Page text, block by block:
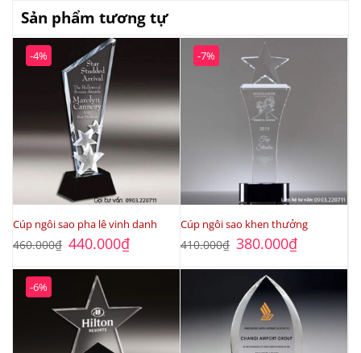
Sản phẩm tương tự
-4%
Cúp ngôi sao pha lê vinh danh
460.000₫ Giá
gốc
460.000₫.
440.000₫Giá
là:
-7%
Cúp ngôi sao khen thưởng
410.000₫ Giá
gốc
410.000₫.
380.000₫Giá
là:
-6%